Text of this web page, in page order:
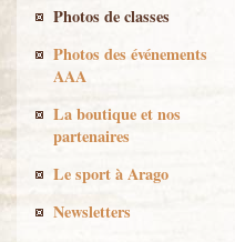
Photos de classes
Photos des événements
AAA
La boutique et nos
partenaires
Le sport à Arago
Newsletters